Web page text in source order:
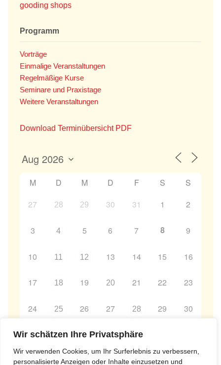
Wir schätzen Ihre Privatsphäre
Wir verwenden Cookies, um Ihr Surferlebnis zu verbessern,
personalisierte Anzeigen oder Inhalte einzusetzen und
gooding shops
Programm
Vorträge
Einmalige Veranstaltungen
Regelmäßige Kurse
Seminare und Praxistage
Weitere Veranstaltungen
Download Terminübersicht PDF
M D M D F S
S
27
28 29 30 31 1 2
3 4 5 6 7 8 9
10 11 12 13 14 15 16
17 18 19 20 21 22 23
24 25 26 27 28 29 30
31 1 2 3 4